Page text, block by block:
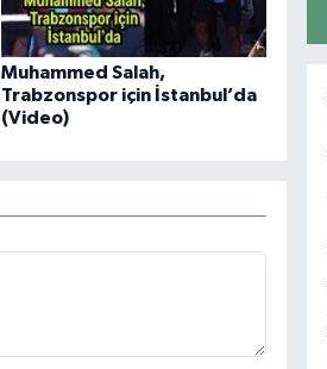
Muhammed Salah,
Trabzonspor için İstanbul’da
(Video)